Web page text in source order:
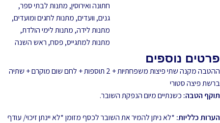
חתונה ואירוסין, מתנות לבתי ספר,
גנים, וועדים, מתנות לחגים ומועדים,
מתנות לידה, מתנות לימי הולדת,
מתנות למתגייס, פסח, ראש השנה
פרטים נוספים
ההטבה מקנה שתי פיצות משפחתיות + 2 תוספות + לחם שום מוקרם + שתיה
ברשת פיצה סטורי
תוקף הטבה: כשנתיים מיום הנפקת השובר.
הערות כלליות: *לא ניתן להמיר את השובר לכסף מזומן *לא יינתן זיכוי/ עודף